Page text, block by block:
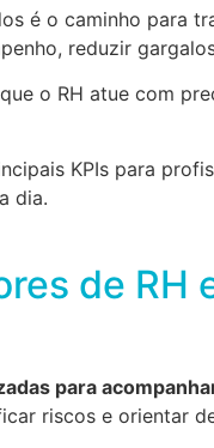
é o caminho para
reduzir
o RH atue com
KPIs para
dia.
de RH
para
riscos e orientar